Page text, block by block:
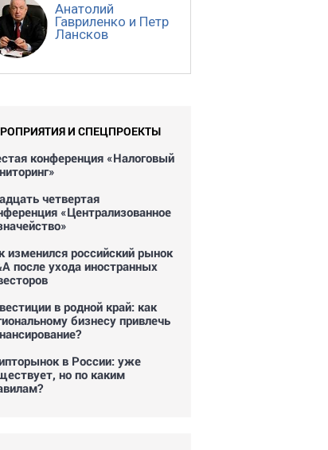
Анатолий
Гавриленко и Петр
Лансков
И СПЕЦПРОЕКТЫ
конференция «Налоговый
четвертая
«Централизованное
изменился российский рынок
после ухода иностранных
в родной край: как
бизнесу привлечь
в России: уже
но по каким